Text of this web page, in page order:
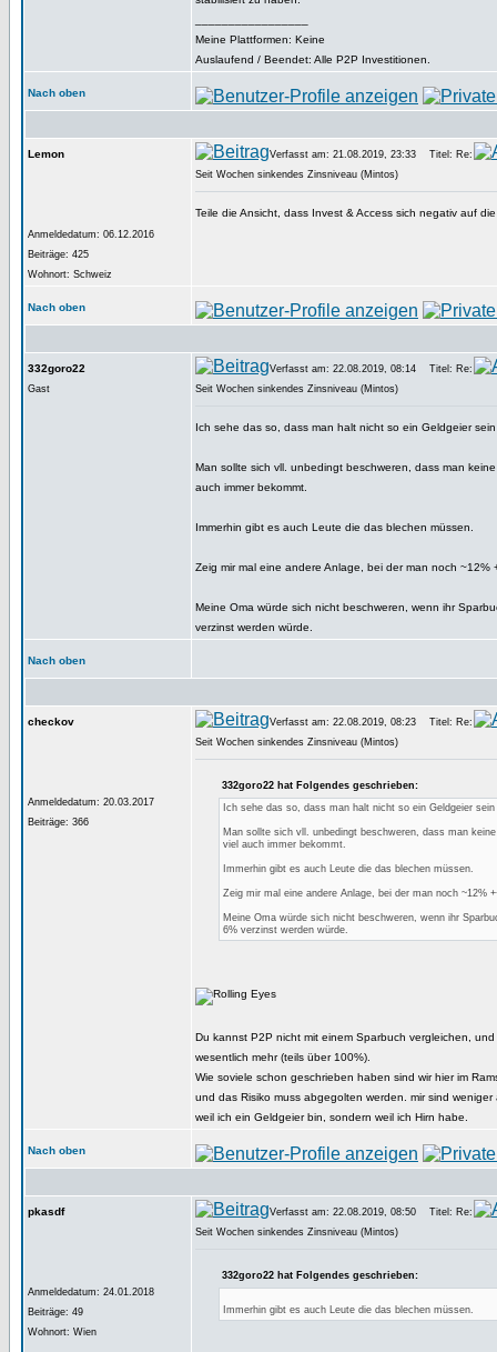
Meine Plattformen: Keine
Auslaufend / Beendet: Alle P2P Investitionen.
Nach oben
Lemon
Anmeldedatum: 06.12.2016
Beiträge: 425
Wohnort: Schweiz
Verfasst am: 21.08.2019, 23:33
Titel: Re:
Seit Wochen sinkendes Zinsniveau (Mintos)
Teile die Ansicht, dass Invest & Access sich negativ auf
Nach oben
332goro22
Gast
Verfasst am: 22.08.2019, 08:14
Titel: Re:
Seit Wochen sinkendes Zinsniveau (Mintos)
Ich sehe das so, dass man halt nicht so ein Geldgeier
Man sollte sich vll. unbedingt beschweren, dass man
auch immer bekommt.
Immerhin gibt es auch Leute die das blechen müssen.
Zeig mir mal eine andere Anlage, bei der man noch ~12%
Meine Oma würde sich nicht beschweren, wenn ihr
verzinst werden würde.
Nach oben
checkov
Anmeldedatum: 20.03.2017
Beiträge: 366
Verfasst am: 22.08.2019, 08:23
Titel: Re:
Seit Wochen sinkendes Zinsniveau (Mintos)
332goro22 hat Folgendes geschrieben:
Ich sehe das so, dass man halt nicht so ein Geldgeier sein
Man sollte sich vll. unbedingt beschweren, dass man
viel auch immer bekommt.
Immerhin gibt es auch Leute die das blechen müssen.
Zeig mir mal eine andere Anlage, bei der man noch ~12%
Meine Oma würde sich nicht beschweren, wenn ihr
6% verzinst werden würde.
Du kannst P2P nicht mit einem Sparbuch vergleichen,
wesentlich mehr (teils über 100%).
Wie soviele schon geschrieben haben sind wir hier im
und das Risiko muss abgegolten werden. mir sind
weil ich ein Geldgeier bin, sondern weil ich Hirn habe.
Nach oben
pkasdf
Anmeldedatum: 24.01.2018
Beiträge: 49
Wohnort: Wien
Verfasst am: 22.08.2019, 08:50
Titel: Re:
Seit Wochen sinkendes Zinsniveau (Mintos)
332goro22 hat Folgendes geschrieben:
Immerhin gibt es auch Leute die das blechen müssen.